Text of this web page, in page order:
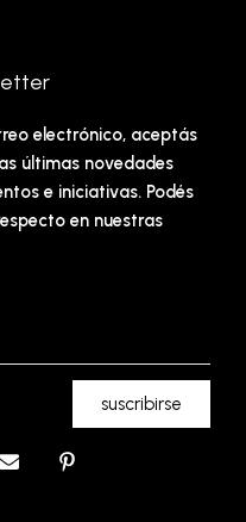
electrónico, aceptás
últimas novedades
e iniciativas. Podés
en nuestras
suscribirse
E
P